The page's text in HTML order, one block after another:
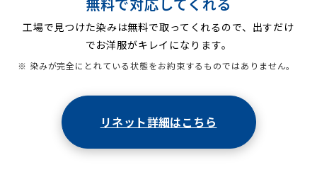
工場で見つけた染みは無料で取ってくれるので、出すだけ
でお洋服がキレイになります。
※ 染みが完全にとれている状態をお約束するものではありません。
リネット詳細はこちら